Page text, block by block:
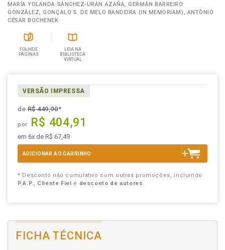
MARÍA YOLANDA SÁNCHEZ-URÁN AZAÑA, GERMÁN BARREIRO
GONZÁLEZ, GONÇALO S. DE MELO BANDEIRA (IN MEMORIAM), ANTÔNIO
CÉSAR BOCHENEK
FOLHEIE
PÁGINAS
LEIA NA
BIBLIOTECA
VIRTUAL
VERSÃO IMPRESSA
deR$ 449,90*
por R$ 404,91
em 6x de R$ 67,49
ADICIONAR AO CARRINHO
* Desconto não cumulativo com outras promoções, incluindo
P.A.P., Cliente Fiel e desconto de autores
FICHA TÉCNICA